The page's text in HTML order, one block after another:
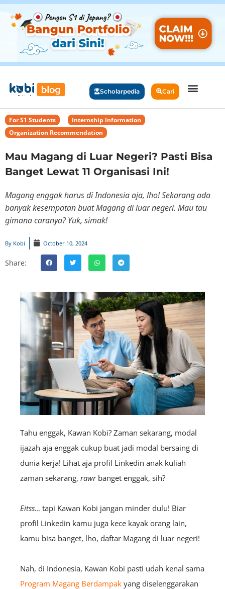
Scholarpedia Cari
For S1 Students Internship Information
Organization Recommendation
Mau Magang di Luar Negeri? Pasti Bisa
Banget Lewat 11 Organisasi Ini!
Magang enggak harus di Indonesia aja, lho! Sekarang ada
banyak kesempatan buat Magang di luar negeri. Mau tau
gimana caranya? Yuk, simak!
By Kobi October 10, 2024
Share:
Tahu enggak, Kawan Kobi? Zaman sekarang, modal
ijazah aja enggak cukup buat jadi modal bersaing di
dunia kerja! Lihat aja profil Linkedin anak kuliah
zaman sekarang, rawrbanget enggak, sih?
Eitss… tapi Kawan Kobi jangan minder dulu! Biar
profil Linkedin kamu juga kece kayak orang lain,
kamu bisa banget, lho, daftar Magang di luar negeri!
Nah, di Indonesia, Kawan Kobi pasti udah kenal sama
Program Magang Berdampak yang diselenggarakan